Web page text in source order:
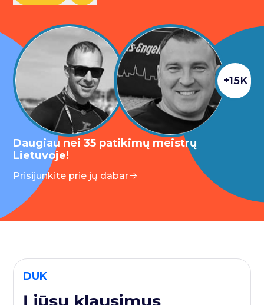
+15K
Daugiau nei 35 patikimų meistrų
Lietuvoje!
Prisijunkite prie jų dabar
DUK
Į jūsų klausimus